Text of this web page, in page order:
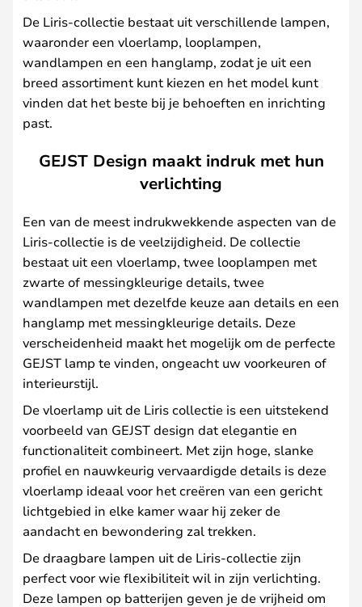
De Liris-collectie bestaat uit verschillende lampen,
waaronder een vloerlamp, looplampen,
wandlampen en een hanglamp, zodat je uit een
breed assortiment kunt kiezen en het model kunt
vinden dat het beste bij je behoeften en inrichting
past.
GEJST Design maakt indruk met hun
verlichting
Een van de meest indrukwekkende aspecten van de
Liris-collectie is de veelzijdigheid. De collectie
bestaat uit een vloerlamp, twee looplampen met
zwarte of messingkleurige details, twee
wandlampen met dezelfde keuze aan details en een
hanglamp met messingkleurige details. Deze
verscheidenheid maakt het mogelijk om de perfecte
GEJST lamp te vinden, ongeacht uw voorkeuren of
interieurstijl.
De vloerlamp uit de Liris collectie is een uitstekend
voorbeeld van GEJST design dat elegantie en
functionaliteit combineert. Met zijn hoge, slanke
profiel en nauwkeurig vervaardigde details is deze
vloerlamp ideaal voor het creëren van een gericht
lichtgebied in elke kamer waar hij zeker de
aandacht en bewondering zal trekken.
De draagbare lampen uit de Liris-collectie zijn
perfect voor wie flexibiliteit wil in zijn verlichting.
Deze lampen op batterijen geven je de vrijheid om